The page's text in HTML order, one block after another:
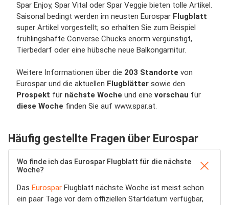
Spar Enjoy, Spar Vital oder Spar Veggie bieten tolle Artikel.
Saisonal bedingt werden im neusten Eurospar Flugblatt
super Artikel vorgestellt; so erhalten Sie zum Beispiel
frühlingshafte Converse Chucks enorm vergünstigt,
Tierbedarf oder eine hübsche neue Balkongarnitur.
Weitere Informationen über die 203 Standorte von
Eurospar und die aktuellen Flugblätter sowie den
Prospekt für nächste Woche und eine vorschau für
diese Woche finden Sie auf www.spar.at.
Häufig gestellte Fragen über Eurospar
Wo finde ich das Eurospar Flugblatt für die nächste
Woche?
Das Eurospar Flugblatt nächste Woche ist meist schon
ein paar Tage vor dem offiziellen Startdatum verfügbar,